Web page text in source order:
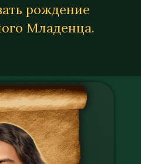
рождение
Младенца.